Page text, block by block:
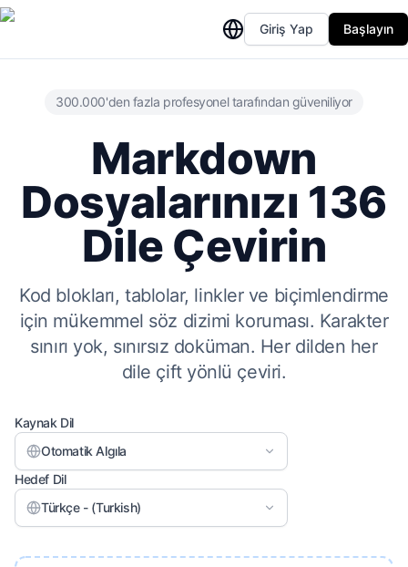
Giriş Yap Başlayın
300.000'den fazla profesyonel tarafından güveniliyor
Markdown
Dosyalarınızı 136
Dile Çevirin
Kod blokları, tablolar, linkler ve biçimlendirme
için mükemmel söz dizimi koruması. Karakter
sınırı yok, sınırsız doküman. Her dilden her
dile çift yönlü çeviri.
Kaynak Dil
Otomatik Algıla
Hedef Dil
Türkçe - (Turkish)